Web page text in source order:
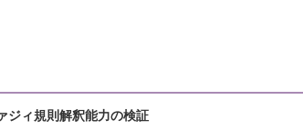
ジィ規則解釈能力の検証